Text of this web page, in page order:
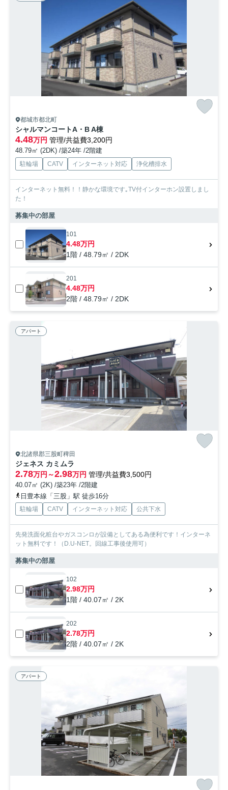
都城市都北町
シャルマンコートA・B A棟
4.48万円 管理/共益費3,200円
48.79㎡ (2DK) /築24年 /2階建
駐輪場 CATV インターネット対応 浄化槽排水
インターネット無料！！静かな環境です｡TV付インターホン設置しまし
た！
募集中の部屋
101
4.48万円
1階 / 48.79㎡ / 2DK
201
4.48万円
2階 / 48.79㎡ / 2DK
アパート
北諸県郡三股町稗田
ジェネス カミムラ
2.78万円～2.98万円 管理/共益費3,500円
40.07㎡ (2K) /築23年 /2階建
日豊本線「三股」駅 徒歩16分
駐輪場 CATV インターネット対応 公共下水
先発洗面化粧台やガスコンロが設備としてある為便利です！インターネ
ット無料です！（D.U-NET。回線工事後使用可）
募集中の部屋
102
2.98万円
1階 / 40.07㎡ / 2K
202
2.78万円
2階 / 40.07㎡ / 2K
アパート